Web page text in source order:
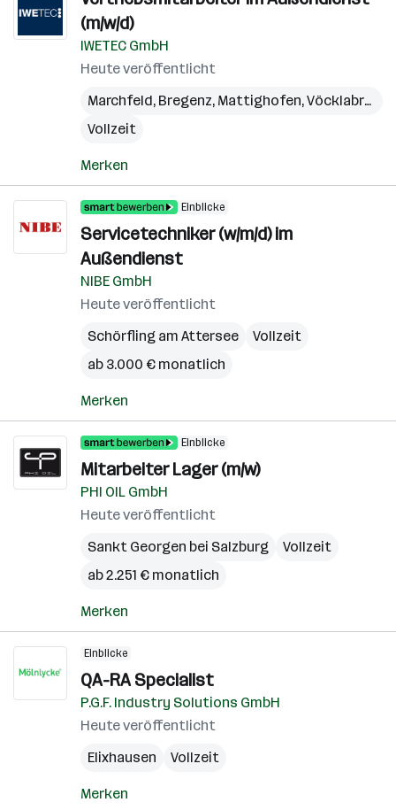
(m/w/d)
IWETEC GmbH
Heute veröffentlicht
Marchfeld, Bregenz, Mattighofen,Vöcklabruck
Vollzeit
Merken
Einblicke
Servicetechniker (w/m/d) im
Außendienst
NIBE GmbH
Heute veröffentlicht
Schörfling am Attersee
Vollzeit
ab 3.000 € monatlich
Merken
Einblicke
Mitarbeiter Lager (m/w)
PHI OIL GmbH
Heute veröffentlicht
Sankt Georgen bei Salzburg
Vollzeit
ab 2.251 € monatlich
Merken
Einblicke
QA-RA Specialist
P.G.F. Industry Solutions GmbH
Heute veröffentlicht
Elixhausen
Vollzeit
Merken